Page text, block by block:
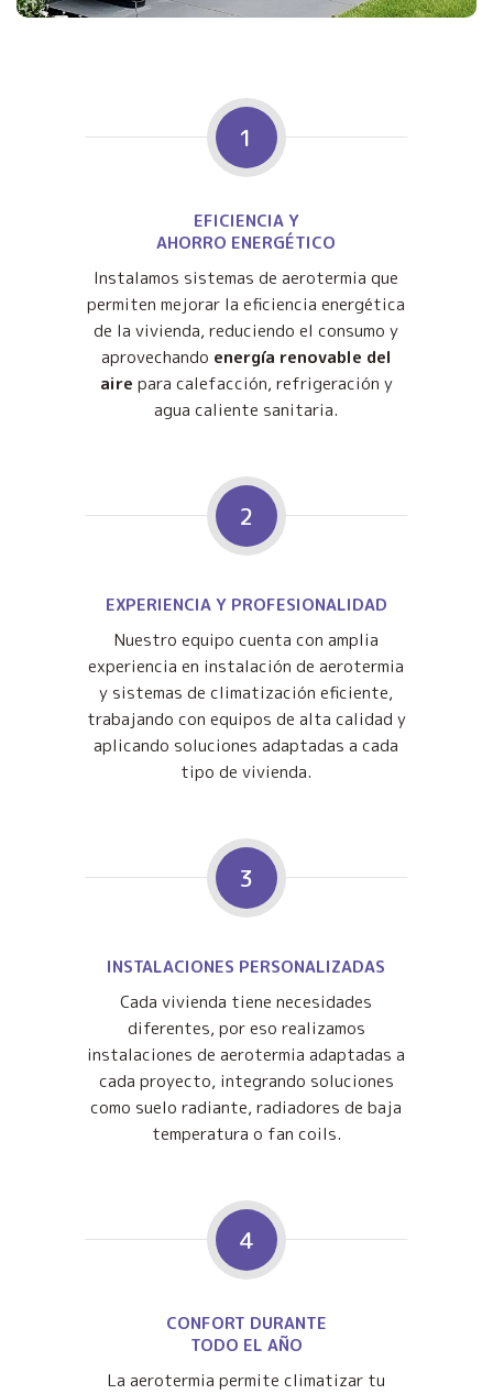
1
EFICIENCIA Y
AHORRO ENERGÉTICO
Instalamos sistemas de aerotermia que
permiten mejorar la eficiencia energética
de la vivienda, reduciendo el consumo y
aprovechando energía renovable del
aire para calefacción, refrigeración y
agua caliente sanitaria.
2
EXPERIENCIA Y PROFESIONALIDAD
Nuestro equipo cuenta con amplia
experiencia en instalación de aerotermia
y sistemas de climatización eficiente,
trabajando con equipos de alta calidad y
aplicando soluciones adaptadas a cada
tipo de vivienda.
3
INSTALACIONES PERSONALIZADAS
Cada vivienda tiene necesidades
diferentes, por eso realizamos
instalaciones de aerotermia adaptadas a
cada proyecto, integrando soluciones
como suelo radiante, radiadores de baja
temperatura o fan coils.
4
CONFORT DURANTE
TODO EL AÑO
La aerotermia permite climatizar tu